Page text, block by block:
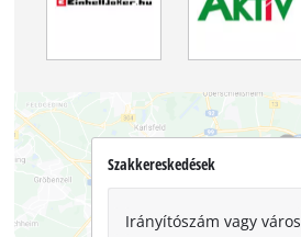
Szakkereskedések
Irányítószám vagy város